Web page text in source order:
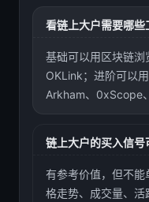
看链上大户需要哪些
基础可以用区块链
OKLink；进阶可以
Arkham、0xScope
链上大户的买入信号
有参考价值，但不
格走势、成交量、